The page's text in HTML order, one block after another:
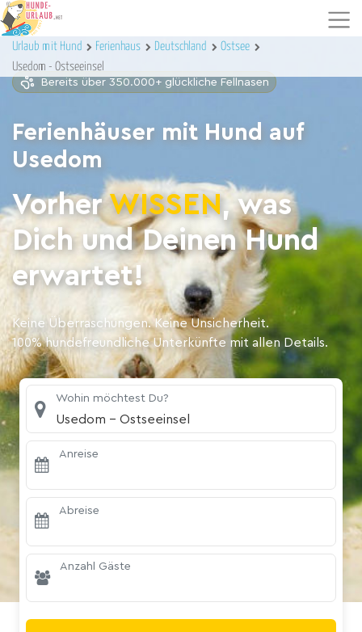
Urlaub mit Hund Ferienhaus Deutschland
Ostsee
Usedom - Ostseeinsel
Bereits über 350.000+ glückliche Fellnasen
Ferienhäuser mit Hund auf
Usedom
VorherWISSEN, was
Dich und Deinen Hund
erwartet!
Keine Überraschungen. Keine Unsicherheit.
100% hundefreundliche Unterkünfte mit allen Details.
Wohin möchtest Du?
Usedom - Ostseeinsel
Anreise
Abreise
Anzahl Gäste